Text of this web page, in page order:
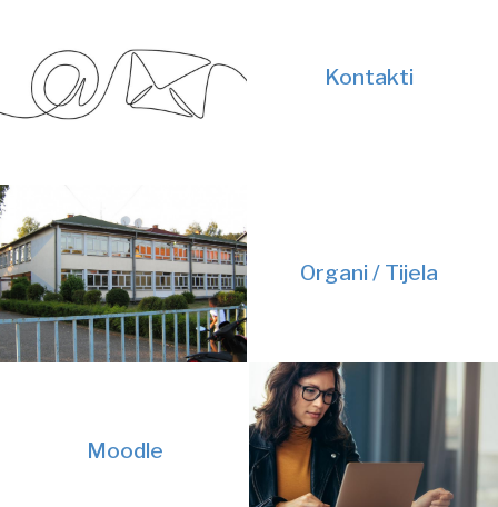
Kontakti
Organi / Tijela
Moodle